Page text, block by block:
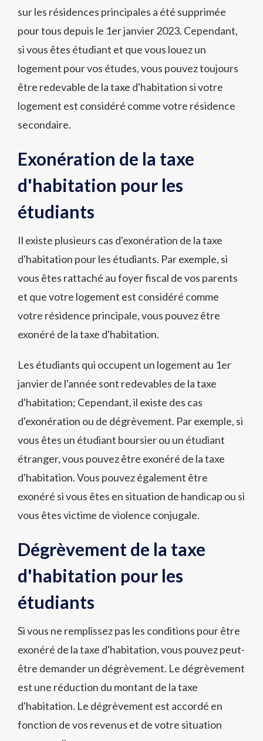
sur les résidences principales a été supprimée
pour tous depuis le 1er janvier 2023. Cependant,
si vous êtes étudiant et que vous louez un
logement pour vos études, vous pouvez toujours
être redevable de la taxe d'habitation si votre
logement est considéré comme votre résidence
secondaire.
Exonération de la taxe
d'habitation pour les
étudiants
Il existe plusieurs cas d'exonération de la taxe
d'habitation pour les étudiants. Par exemple, si
vous êtes rattaché au foyer fiscal de vos parents
et que votre logement est considéré comme
votre résidence principale, vous pouvez être
exonéré de la taxe d'habitation.
Les étudiants qui occupent un logement au 1er
janvier de l'année sont redevables de la taxe
d'habitation; Cependant, il existe des cas
d'exonération ou de dégrèvement. Par exemple, si
vous êtes un étudiant boursier ou un étudiant
étranger, vous pouvez être exonéré de la taxe
d'habitation. Vous pouvez également être
exonéré si vous êtes en situation de handicap ou si
vous êtes victime de violence conjugale.
Dégrèvement de la taxe
d'habitation pour les
étudiants
Si vous ne remplissez pas les conditions pour être
exonéré de la taxe d'habitation, vous pouvez peut-
être demander un dégrèvement. Le dégrèvement
est une réduction du montant de la taxe
d'habitation. Le dégrèvement est accordé en
fonction de vos revenus et de votre situation